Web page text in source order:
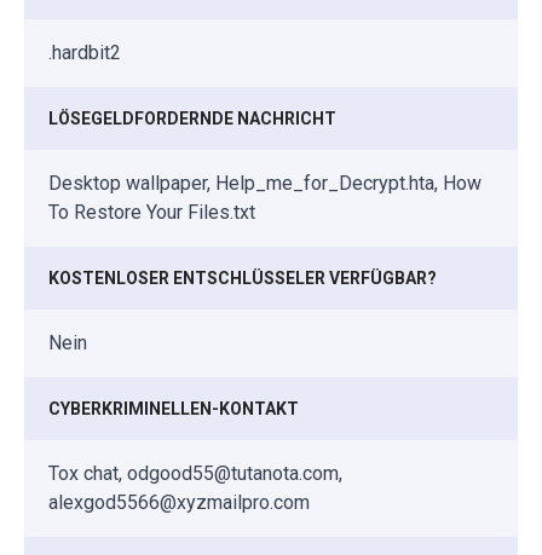
.hardbit2
LÖSEGELDFORDERNDE NACHRICHT
Desktop wallpaper, Help_me_for_Decrypt.hta, How
To Restore Your Files.txt
KOSTENLOSER ENTSCHLÜSSELER VERFÜGBAR?
Nein
CYBERKRIMINELLEN-KONTAKT
Tox chat, odgood55@tutanota.com,
alexgod5566@xyzmailpro.com